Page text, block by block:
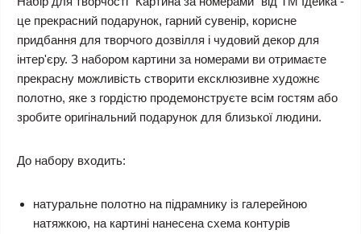
це прекрасний подарунок, гарний сувенір, корисне
придбання для творчого дозвілля і чудовий декор для
інтер'єру. З набором картини за номерами ви отримаєте
прекрасну можливість створити ексклюзивне художнє
полотно, яке з гордістю продемонструєте всім гостям або
зробите оригінальний подарунок для близької людини.
До набору входить:
натуральне полотно на підрамнику із галерейною
натяжкою, на картині нанесена схема контурів